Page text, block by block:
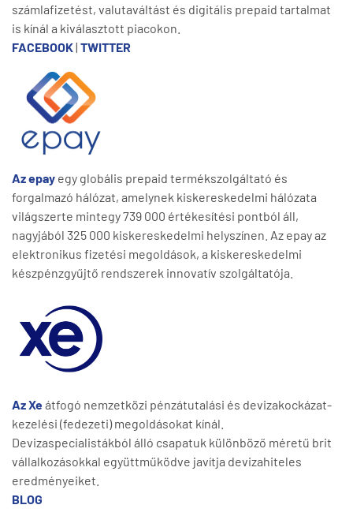
számlafizetést, valutaváltást és digitális prepaid tartalmat
is kínál a kiválasztott piacokon.
FACEBOOK| TWITTER
Az epay egy globális prepaid termékszolgáltató és
forgalmazó hálózat, amelynek kiskereskedelmi hálózata
világszerte mintegy 739 000 értékesítési pontból áll,
nagyjából 325 000 kiskereskedelmi helyszínen. Az epay az
elektronikus fizetési megoldások, a kiskereskedelmi
készpénzgyűjtő rendszerek innovatív szolgáltatója.
Az Xeátfogó nemzetközi pénzátutalási és devizakockázat-
kezelési (fedezeti) megoldásokat kínál.
Devizaspecialistákból álló csapatuk különböző méretű brit
vállalkozásokkal együttműködve javítja devizahiteles
eredményeiket.
BLOG